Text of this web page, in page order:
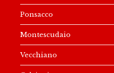
Ponsacco
Montescudaio
Vecchiano